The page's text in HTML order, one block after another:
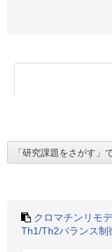
クロマチンリモ
Th1/Th2バランス制